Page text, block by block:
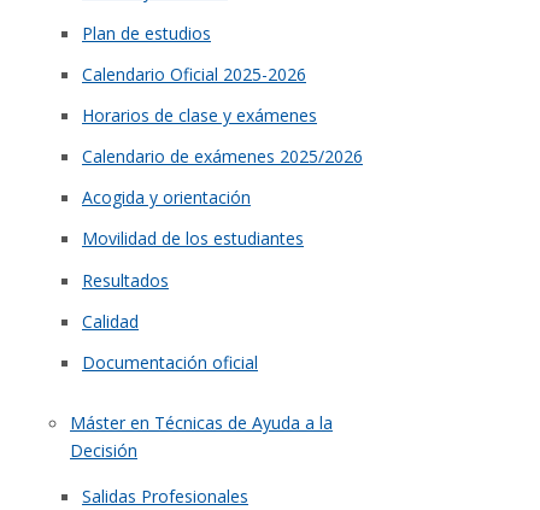
Plan de estudios
Calendario Oficial 2025-2026
Horarios de clase y exámenes
Calendario de exámenes 2025/2026
Acogida y orientación
Movilidad de los estudiantes
Resultados
Calidad
Documentación oficial
Máster en Técnicas de Ayuda a la
Decisión
Salidas Profesionales